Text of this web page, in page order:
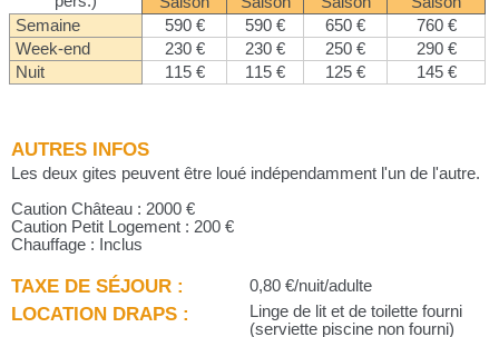
Semaine
590 € 590 € 650 €
760 €
Week-end
230 € 230 € 250 €
290 €
Nuit
115 € 115 € 125 € 145 €
AUTRES INFOS
Les deux gites peuvent être loué indépendamment l'un de l'autre.
Caution Château : 2000 €
Caution Petit Logement : 200 €
Chauffage : Inclus
TAXE DE SÉJOUR : 0,80 €/nuit/adulte
LOCATION DRAPS :
Linge de lit et de toilette fourni
(serviette piscine non fourni)